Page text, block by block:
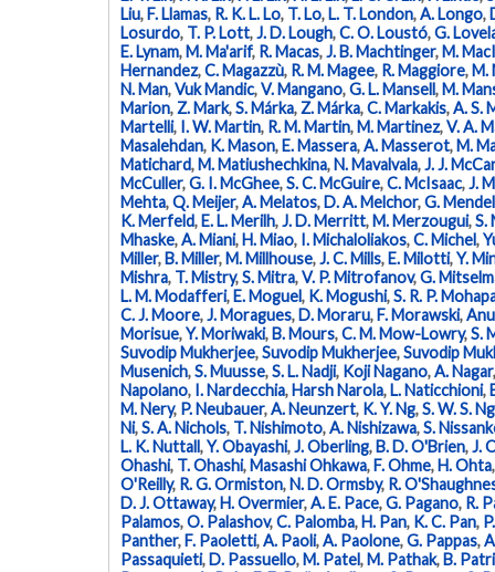
Liu,F. Llamas, R. K. L. Lo, T. Lo,L. T. London,A. Longo,
Losurdo, T. P. Lott,J. D. Lough,C. O. Loustó,G.
E. Lynam,M. Ma'arif, R. Macas,J. B. Machtinger,M.
Hernandez,C. Magazzù, R. M. Magee, R. Maggiore,M.
N. Man,Vuk Mandic,V. Mangano,G. L. Mansell,M.
Marion, Z. Mark,S. Márka, Z. Márka,C. Markakis,A. S.
Martelli, I. W. Martin, R. M. Martin,M. Martinez,V. A.
Masalehdan, K. Mason,E. Massera,A. Masserot,M.
Matichard,M. Matiushechkina,N. Mavalvala,J. J.
McCuller,G. I. McGhee,S. C. McGuire,C. McIsaac,J.
Mehta,Q. Meijer,A. Melatos,D. A. Melchor,G.
K. Merfeld,E. L. Merilh,J. D. Merritt,M. Merzougui,S.
Mhaske,A. Miani,H. Miao, I. Michaloliakos,C. Michel,
Miller,B. Miller,M. Millhouse,J. C. Mills,E. Milotti,Y.
Mishra, T. Mistry,S. Mitra,V. P. Mitrofanov,G.
L. M. Modafferi,E. Moguel, K. Mogushi,S. R. P.
C. J. Moore,J. Moragues,D. Moraru,F. Morawski,
Morisue,Y. Moriwaki,B. Mours,C. M. Mow-Lowry,S.
Suvodip Mukherjee,Suvodip Mukherjee,Suvodip
Musenich,S. Muusse,S. L. Nadji, Koji Nagano,A. Nagar
Napolano, I. Nardecchia,Harsh Narola,L. Naticchioni,
M. Nery, P. Neubauer,A. Neunzert, K. Y. Ng,S. W. S. Ng
Ni,S. A. Nichols, T. Nishimoto,A. Nishizawa,S.
L. K. Nuttall,Y. Obayashi,J. Oberling,B. D. O'Brien,J.
Ohashi, T. Ohashi,Masashi Ohkawa,F. Ohme,H. Ohta
O'Reilly, R. G. Ormiston,N. D. Ormsby, R.
D. J. Ottaway,H. Overmier,A. E. Pace,G. Pagano, R.
Palamos,O. Palashov,C. Palomba,H. Pan, K. C. Pan,
Panther,F. Paoletti,A. Paoli,A. Paolone,G. Pappas,
Passaquieti,D. Passuello,M. Patel,M. Pathak,B.